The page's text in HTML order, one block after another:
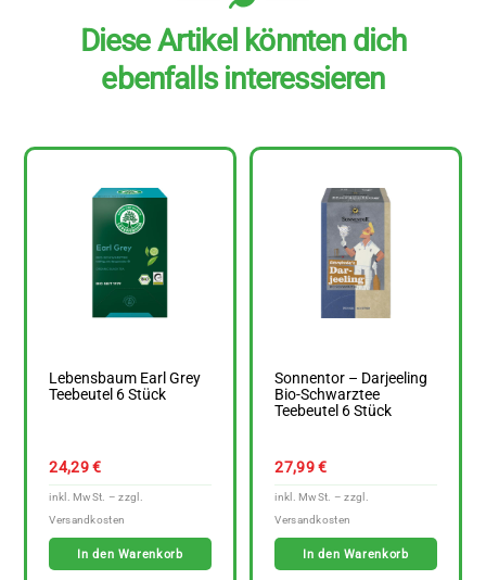
Diese Artikel könnten dich
ebenfalls interessieren
Lebensbaum Earl Grey
Teebeutel 6 Stück
24,29€
In den Warenkorb
Sonnentor – Darjeeling
Bio-Schwarztee
Teebeutel 6 Stück
27,99€
In den Warenkorb